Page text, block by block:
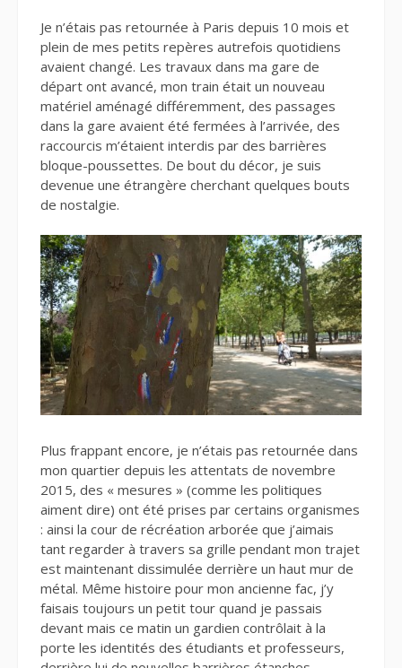
Je n’étais pas retournée à Paris depuis 10 mois et
plein de mes petits repères autrefois quotidiens
avaient changé. Les travaux dans ma gare de
départ ont avancé, mon train était un nouveau
matériel aménagé différemment, des passages
dans la gare avaient été fermées à l’arrivée, des
raccourcis m’étaient interdis par des barrières
bloque-poussettes. De bout du décor, je suis
devenue une étrangère cherchant quelques bouts
de nostalgie.
Plus frappant encore, je n’étais pas retournée dans
mon quartier depuis les attentats de novembre
2015, des « mesures » (comme les politiques
aiment dire) ont été prises par certains organismes
: ainsi la cour de récréation arborée que j’aimais
tant regarder à travers sa grille pendant mon trajet
est maintenant dissimulée derrière un haut mur de
métal. Même histoire pour mon ancienne fac, j’y
faisais toujours un petit tour quand je passais
devant mais ce matin un gardien contrôlait à la
porte les identités des étudiants et professeurs,